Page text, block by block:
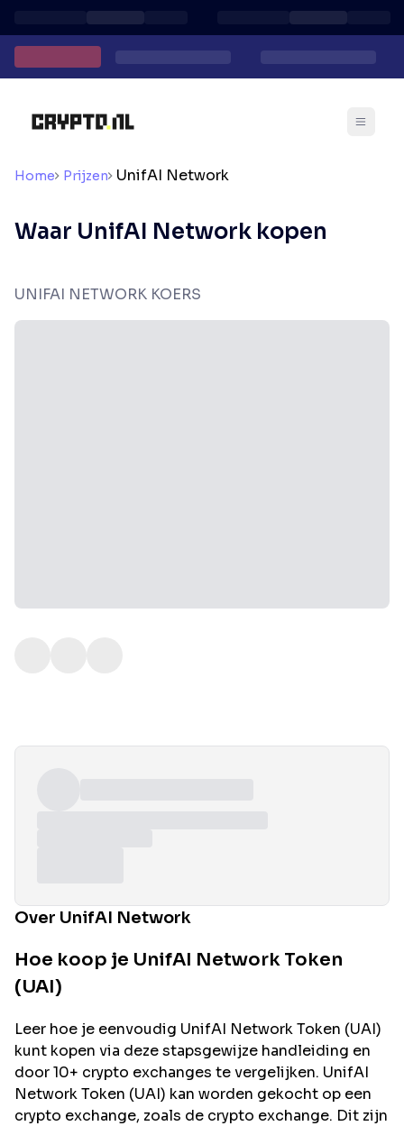
Home Prijzen UnifAI Network
Waar UnifAI Network kopen
UNIFAI NETWORK KOERS
Over UnifAI Network
Hoe koop je UnifAI Network Token
(UAI)
Leer hoe je eenvoudig UnifAI NetworkToken (UAI)
kunt kopen via deze stapsgewijze handleiding en
door 10+ crypto exchanges te vergelijken. UnifAI
NetworkToken (UAI) kan worden gekocht op een
crypto exchange, zoals de crypto exchange. Dit zijn